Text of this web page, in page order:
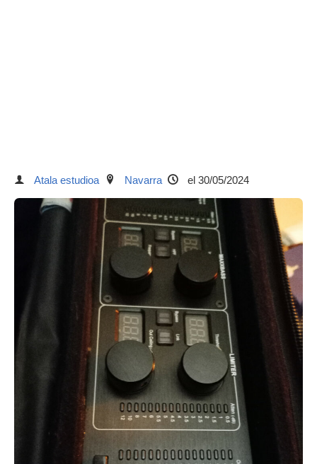
Atala estudioa Navarra el 30/05/2024